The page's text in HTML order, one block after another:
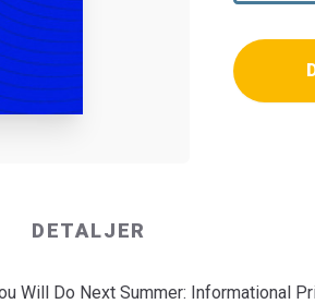
DETALJER
Will Do Next Summer: Informational